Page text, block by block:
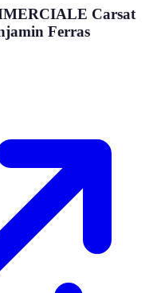
Carsat
Ferras